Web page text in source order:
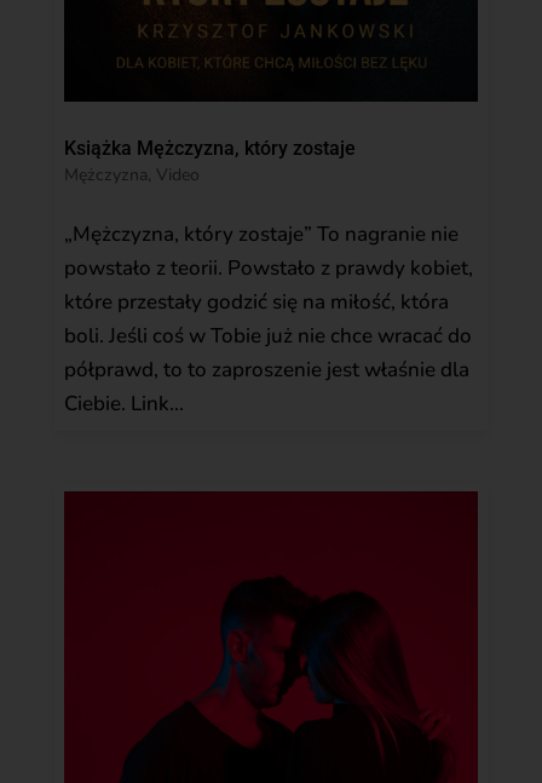
Książka Mężczyzna, który zostaje
Mężczyzna, Video
„Mężczyzna, który zostaje” To nagranie nie
powstało z teorii. Powstało z prawdy kobiet,
które przestały godzić się na miłość, która
boli. Jeśli coś w Tobie już nie chce wracać do
półprawd, to to zaproszenie jest właśnie dla
Ciebie. Link...